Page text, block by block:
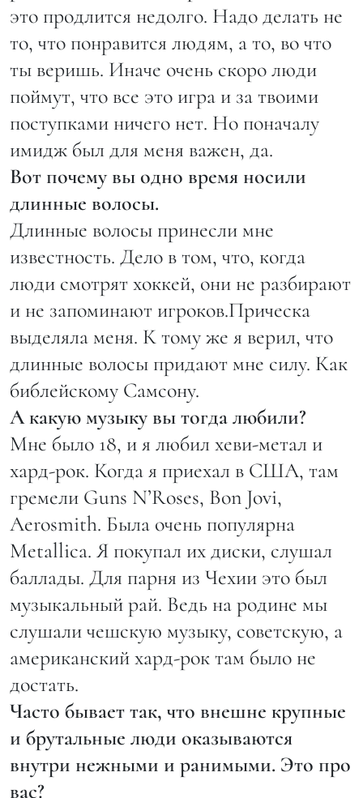
это продлится недолго. Надо делать не
то, что понравится людям, а то, во что
ты веришь. Иначе очень скоро люди
поймут, что все это игра и за твоими
поступками ничего нет. Но поначалу
имидж был для меня важен, да.
Вот почему вы одно время носили
длинные волосы.
Длинные волосы принесли мне
известность. Дело в том, что, когда
люди смотрят хоккей, они не разбирают
и не запоминают игроков.Прическа
выделяла меня. К тому же я верил, что
длинные волосы придают мне силу. Как
библейскому Самсону.
А какую музыку вы тогда любили?
Мне было 18, и я любил хеви-метал и
хард-рок. Когда я приехал в США, там
гремели Guns N’Roses, Bon Jovi,
Aerosmith. Была очень популярна
Metallica. Я покупал их диски, слушал
баллады. Для парня из Чехии это был
музыкальный рай. Ведь на родине мы
слушали чешскую музыку, советскую, а
американский хард-рок там было не
достать.
Часто бывает так, что внешне крупные
и брутальные люди оказываются
внутри нежными и ранимыми. Это про
вас?